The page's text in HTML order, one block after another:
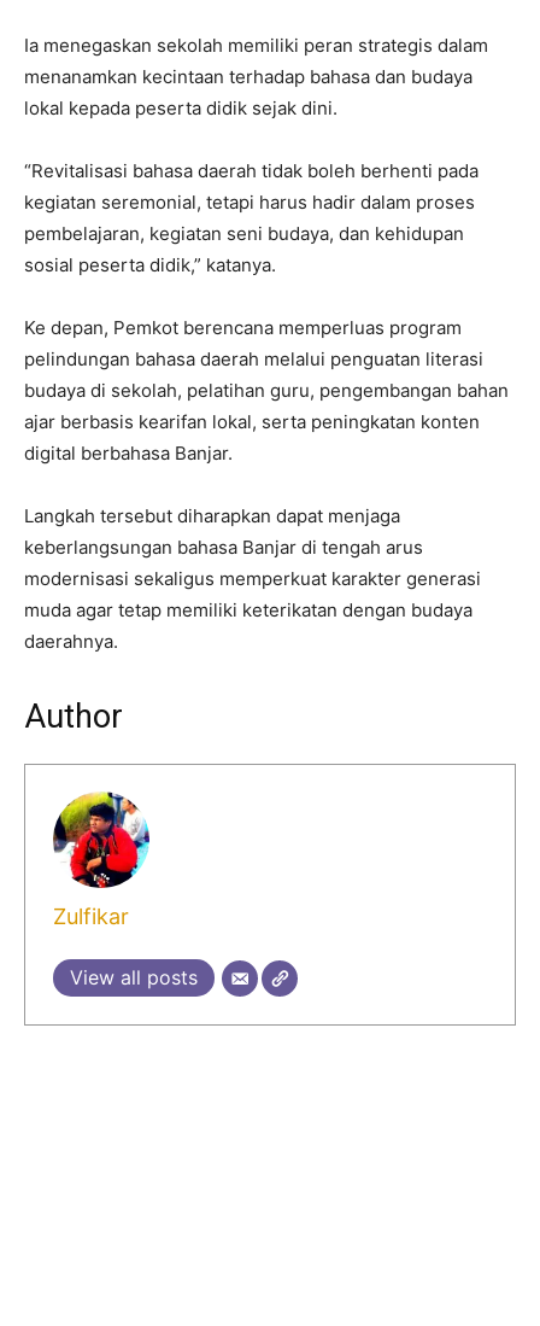
Ia menegaskan sekolah memiliki peran strategis dalam
menanamkan kecintaan terhadap bahasa dan budaya
lokal kepada peserta didik sejak dini.
“Revitalisasi bahasa daerah tidak boleh berhenti pada
kegiatan seremonial, tetapi harus hadir dalam proses
pembelajaran, kegiatan seni budaya, dan kehidupan
sosial peserta didik,” katanya.
Ke depan, Pemkot berencana memperluas program
pelindungan bahasa daerah melalui penguatan literasi
budaya di sekolah, pelatihan guru, pengembangan bahan
ajar berbasis kearifan lokal, serta peningkatan konten
digital berbahasa Banjar.
Langkah tersebut diharapkan dapat menjaga
keberlangsungan bahasa Banjar di tengah arus
modernisasi sekaligus memperkuat karakter generasi
muda agar tetap memiliki keterikatan dengan budaya
daerahnya.
Author
Zulfikar
View all posts